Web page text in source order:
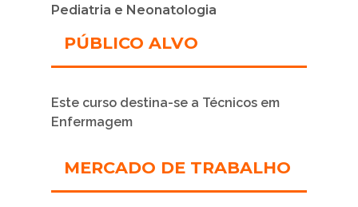
Pediatria e Neonatologia
PÚBLICO ALVO
Este curso destina-se a Técnicos em
Enfermagem
MERCADO DE TRABALHO